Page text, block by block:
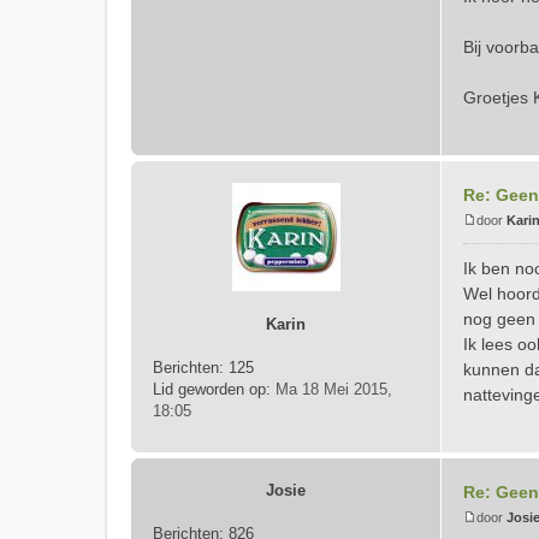
Bij
Groetjes
Karin
Berichten: 125
Lid geworden op: Ma 18 Mei 2015,
18:05
Re:
i
c
t
door Karin
Ik ben
Wel
nog
Ik lees
kunnen
Josie
Berichten: 826
Re:
door Josie